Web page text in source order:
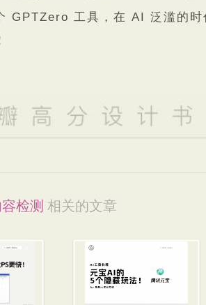
GPTZero 工具，在 AI 泛滥的时
检测 相关的文章